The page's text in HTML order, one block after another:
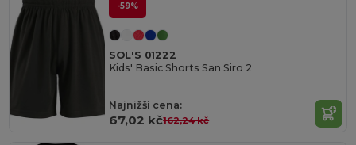
-59%
SOL'S 01222
Kids' Basic Shorts San Siro 2
Najnižší cena:
67,02 kč162,24 kč